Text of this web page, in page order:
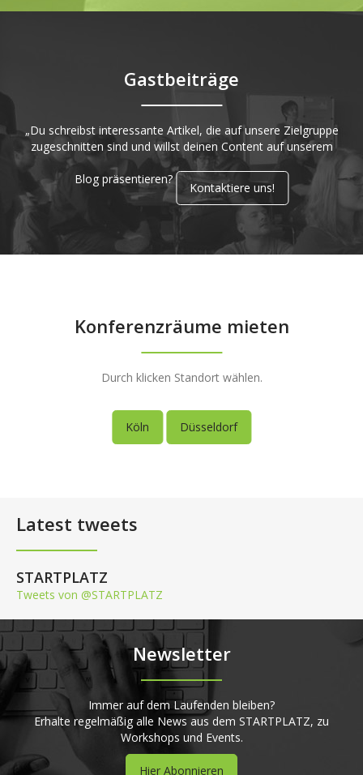
Gastbeiträge
„Du schreibst interessante Artikel, die auf unsere Zielgruppe
zugeschnitten sind und willst deinen Content auf unserem
Blog präsentieren?
Kontaktiere uns!
Konferenzräume mieten
Durch klicken Standort wählen.
Köln Düsseldorf
Latest tweets
STARTPLATZ
Tweets von @STARTPLATZ
Newsletter
Immer auf dem Laufenden bleiben?
Erhalte regelmäßig alle News aus dem STARTPLATZ, zu
Workshops und Events.
Hier Abonnieren